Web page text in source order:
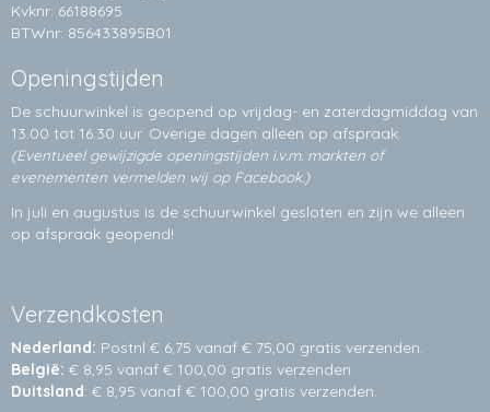
Kvknr: 66188695
BTWnr: 856433895B01
Openingstijden
De schuurwinkel is geopend op vrijdag- en zaterdagmiddag van
13.00 tot 16.30 uur. Overige dagen alleen op afspraak.
(Eventueel gewijzigde openingstijden i.v.m. markten of
evenementen vermelden wij op Facebook.)
In juli en augustus is de schuurwinkel gesloten en zijn we alleen
op afspraak geopend!
Verzendkosten
Nederland: Postnl € 6,75 vanaf € 75,00 gratis verzenden.
België: € 8,95 vanaf € 100,00 gratis verzenden.
Duitsland: € 8,95 vanaf € 100,00 gratis verzenden.